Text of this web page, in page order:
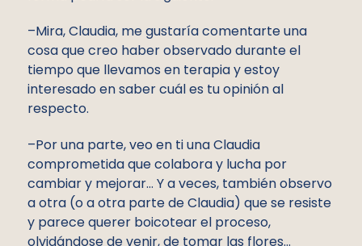
–Mira, Claudia, me gustaría comentarte una
cosa que creo haber observado durante el
tiempo que llevamos en terapia y estoy
interesado en saber cuál es tu opinión al
respecto.
–Por una parte, veo en ti una Claudia
comprometida que colabora y lucha por
cambiar y mejorar… Y a veces, también observo
a otra (o a otra parte de Claudia) que se resiste
y parece querer boicotear el proceso,
olvidándose de venir, de tomar las flores…